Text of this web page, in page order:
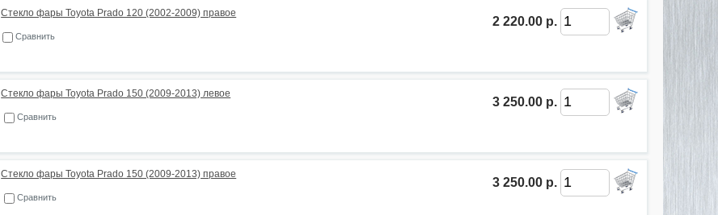
2 220.00 р.
Стекло фары Toyota Prado 120 (2002-2009) правое
Сравнить
3 250.00 р.
Стекло фары Toyota Prado 150 (2009-2013) левое
Сравнить
3 250.00 р.
Стекло фары Toyota Prado 150 (2009-2013) правое
Сравнить